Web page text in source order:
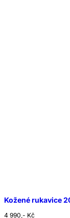
Kožené rukavice
4 990,- Kč